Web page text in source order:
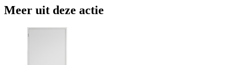
Meer uit deze actie